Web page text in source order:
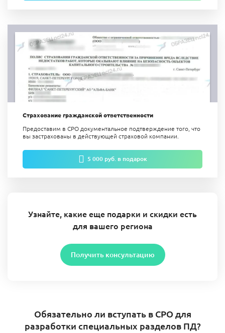
Страхование гражданской ответственности
Предоставим в СРО документальное подтверждение того, что
вы застрахованы в действующей страховой компании.
5 000 руб. в подарок
Узнайте, какие еще подарки и скидки есть
для вашего региона
Получить консультацию
Обязательно ли вступать в СРО для
разработки специальных разделов ПД?